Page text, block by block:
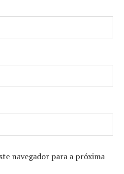
navegador para a próxima